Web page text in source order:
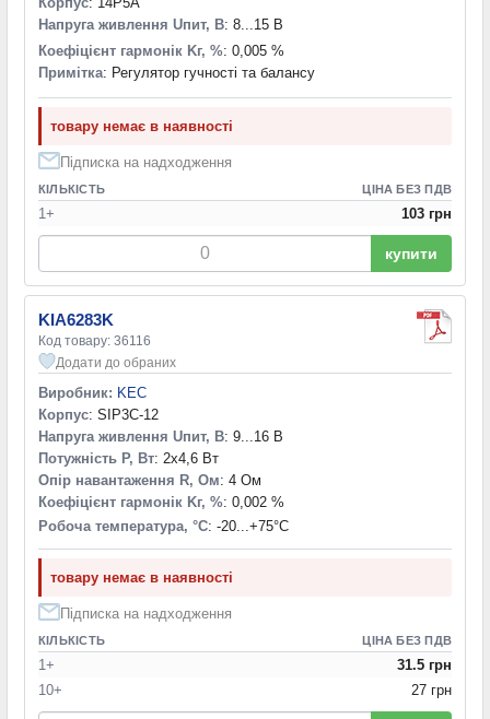
Напруга живлення Uпит, В: 8...15 В
Коефіцієнт гармонік Kг, %: 0,005 %
Примітка: Регулятор гучності та балансу
товару немає в наявності
Підписка на надходження
КІЛЬКІСТЬ ЦІНА БЕЗ ПДВ
1+ 103 грн
купити
KIA6283K
Код товару: 36116
Додати до обраних
Виробник: KEC
Корпус: SIP3C-12
Напруга живлення Uпит, В: 9...16 В
Потужність P, Вт: 2x4,6 Вт
Опір навантаження R, Ом: 4 Ом
Коефіцієнт гармонік Kг, %: 0,002 %
Робоча температура, °С: -20...+75°С
товару немає в наявності
Підписка на надходження
КІЛЬКІСТЬ ЦІНА БЕЗ ПДВ
1+
31.5 грн
10+
27 грн